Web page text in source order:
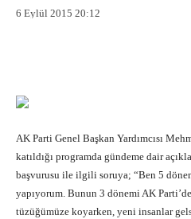
6 Eylül 2015 20:12
AK Parti Genel Başkan Yardımcısı
katıldığı programda gündeme dair
başvurusu ile ilgili soruya; “Ben 5
yapıyorum. Bunun 3 dönemi AK
tüzüğümüze koyarken, yeni insanlar